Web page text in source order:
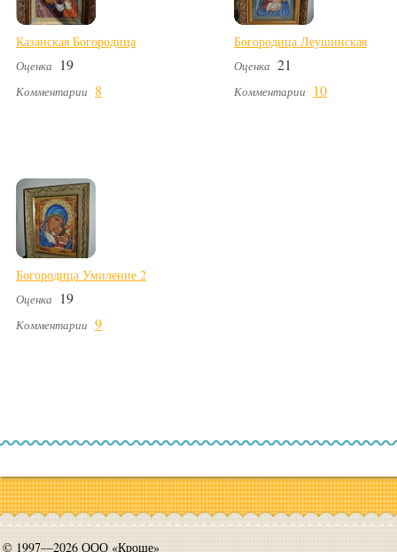
Казанская Богородица
Оценка 19
Комментарии 8
Богородица Леушинская
Оценка 21
Комментарии 10
Богородица Умиление 2
Оценка 19
Комментарии 9
© 1997—2026 ООО «Кроше»